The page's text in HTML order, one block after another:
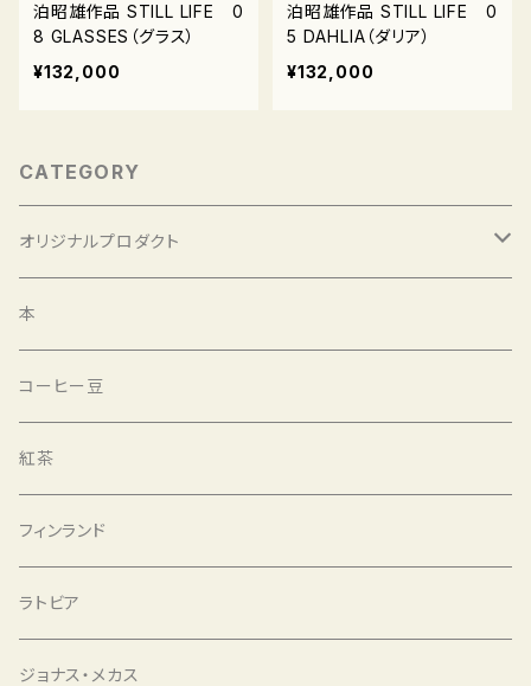
泊昭雄作品 STILL LIFE 0
8 GLASSES（グラス）
¥132,000
泊昭雄作品 STILL LIFE 0
5 DAHLIA（ダリア）
¥132,000
CATEGORY
オリジナルプロダクト
選書と豆
選書と紅茶
バッグ
アルファベットハンコ
コーヒー豆
本
コーヒー豆
紅茶
フィンランド
ラトビア
ジョナス・メカス